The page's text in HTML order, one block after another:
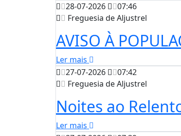
28-07-2026
07:46
Freguesia de Aljustrel
AVISO À
Ler mais
27-07-2026
07:42
Freguesia de Aljustrel
Noites ao
Ler mais